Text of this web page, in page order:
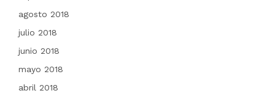
agosto 2018
julio 2018
junio 2018
mayo 2018
abril 2018